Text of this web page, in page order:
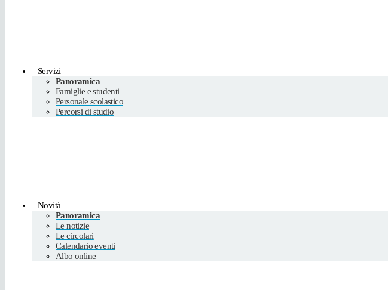
Servizi
Panoramica
Famiglie e studenti
Personale scolastico
Percorsi di studio
Novità
Panoramica
Le notizie
Le circolari
Calendario eventi
Albo online